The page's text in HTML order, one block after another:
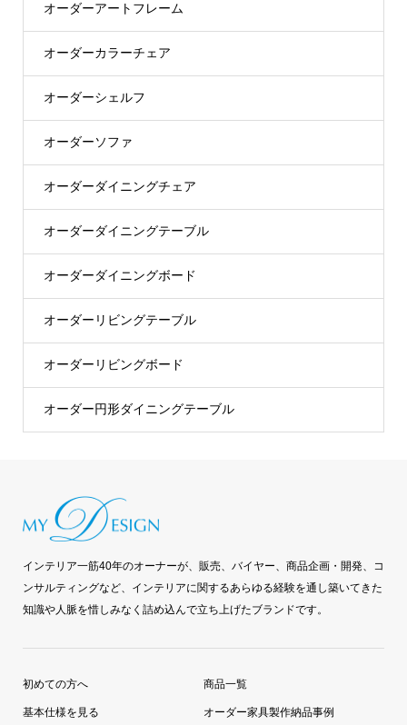
オーダーアートフレーム
オーダーカラーチェア
オーダーシェルフ
オーダーソファ
オーダーダイニングチェア
オーダーダイニングテーブル
オーダーダイニングボード
オーダーリビングテーブル
オーダーリビングボード
オーダー円形ダイニングテーブル
インテリア一筋40年のオーナーが、販売、バイヤー、商品企画・開発、コ
ンサルティングなど、インテリアに関するあらゆる経験を通し築いてきた
知識や人脈を惜しみなく詰め込んで立ち上げたブランドです。
初めての方へ
基本仕様を見る
商品一覧
オーダー家具製作納品事例